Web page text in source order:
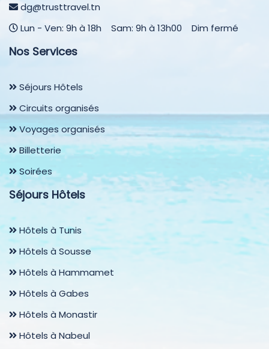
dg@trusttravel.tn
Lun - Ven: 9h à 18h Sam: 9h à 13h00 Dim fermé
Nos Services
Séjours Hôtels
Circuits organisés
Voyages organisés
Billetterie
Soirées
Séjours Hôtels
Hôtels à Tunis
Hôtels à Sousse
Hôtels à Hammamet
Hôtels à Gabes
Hôtels à Monastir
Hôtels à Nabeul